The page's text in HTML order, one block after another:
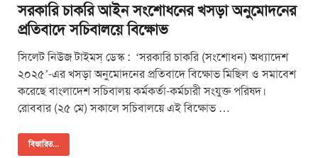
সরকারি চাকরি আইন সংশোধনের খসড়া অনুমোদনের
প্রতিবাদে সচিবালয়ে বিক্ষোভ
সিলেট নিউজ টাইমস্ ডেস্ক : ‘সরকারি চাকরি (সংশোধন) অধ্যাদেশ
২০২৫’-এর খসড়া অনুমোদনের প্রতিবাদে বিক্ষোভ মিছিল ও সমাবেশ
করেছে বাংলাদেশ সচিবালয় কর্মকর্তা-কর্মচারী সংযুক্ত পরিষদ।
রোববার (২৫ মে) সকালে সচিবালয়ে এই বিক্ষোভ …
বিস্তারিত...